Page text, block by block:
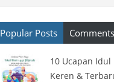
Multimedia›Template›Twibbon
Popular Posts Comments
10 Ucapan Idul
Keren &